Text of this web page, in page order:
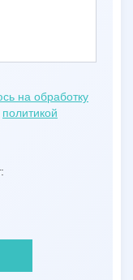
на обработку
политикой